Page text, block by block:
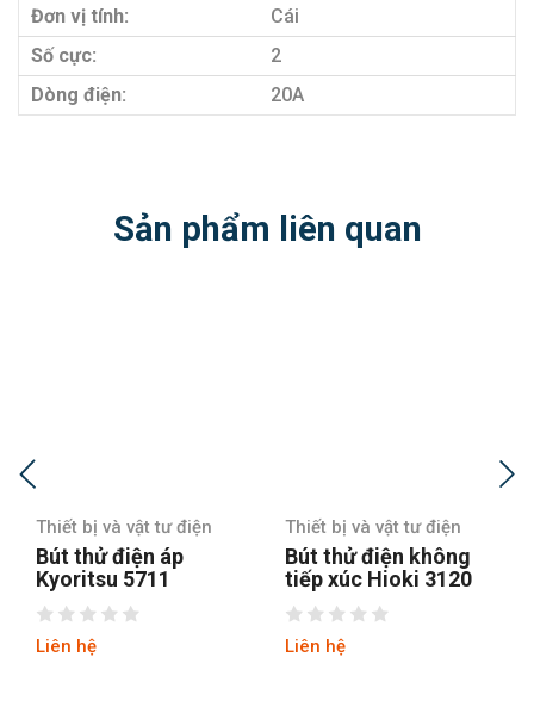
Đơn vị tính:
Cái
Số cực:
2
Dòng điện:
20A
Sản phẩm liên quan
Thiết bị và vật tư điện
Bút thử điện không
tiếp xúc Hioki 3120
Liên hệ
Thiết bị và vật tư điện
Bút thử điện không
tiếp xúc Hioki 3481-
20
Liên hệ